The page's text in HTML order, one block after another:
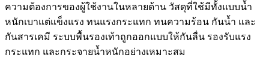
ความต้องการของผู้ใช้งานในหลายด้าน วัสดุที่ใช้มีทั้งแบบน้ำ
หนักเบาแต่แข็งแรง ทนแรงกระแทก ทนความร้อน กันน้ำ และ
กันสารเคมี ระบบพื้นรองเท้าถูกออกแบบให้กันลื่น รองรับแรง
กระแทก และกระจายน้ำหนักอย่างเหมาะสม